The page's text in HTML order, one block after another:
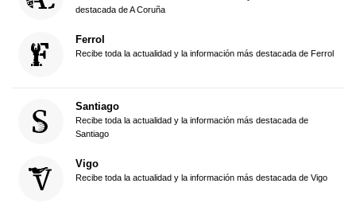
destacada de A Coruña
Ferrol
Recibe toda la actualidad y la información más destacada de Ferrol
Santiago
Recibe toda la actualidad y la información más destacada de
Santiago
Vigo
Recibe toda la actualidad y la información más destacada de Vigo